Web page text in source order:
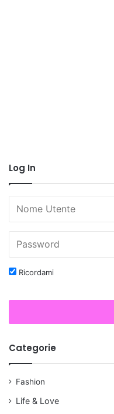
Log In
Ricordami
Categorie
Fashion
Life & Love